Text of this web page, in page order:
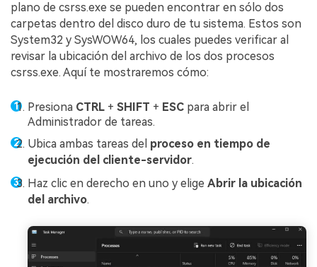
plano de csrss.exe se pueden encontrar en sólo dos
carpetas dentro del disco duro de tu sistema. Estos son
System32 y SysWOW64, los cuales puedes verificar al
revisar la ubicación del archivo de los dos procesos
csrss.exe. Aquí te mostraremos cómo:
Presiona CTRL + SHIFT + ESC para abrir el
Administrador de tareas.
Ubica ambas tareas del proceso en tiempo de
ejecución del cliente-servidor.
Haz clic en derecho en uno y elige Abrir la ubicación
del archivo.